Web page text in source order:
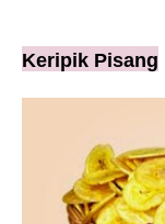
Keripik Pisang